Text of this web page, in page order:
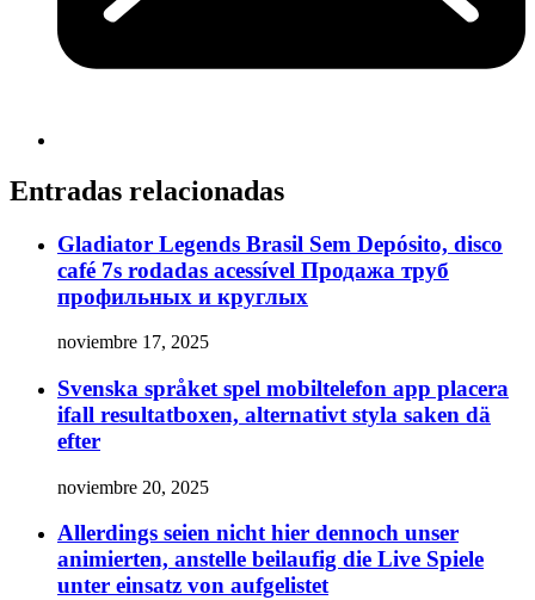
Entradas relacionadas
Gladiator Legends Brasil Sem Depósito, disco
café 7s rodadas acessível Продажа труб
профильных и круглых
noviembre 17, 2025
Svenska språket spel mobiltelefon app placera
ifall resultatboxen, alternativt styla saken dä
efter
noviembre 20, 2025
Allerdings seien nicht hier dennoch unser
animierten, anstelle beilaufig die Live Spiele
unter einsatz von aufgelistet